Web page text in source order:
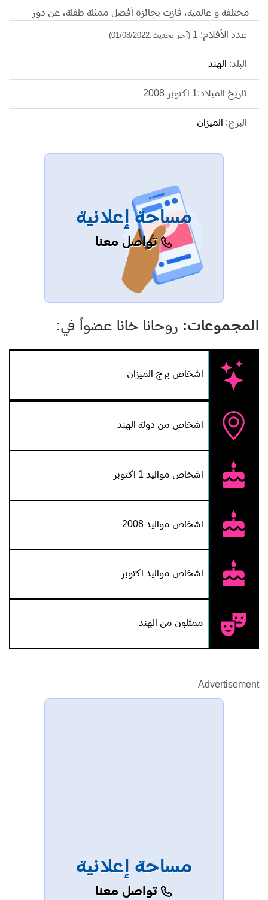
مختلفة و عالمية، فازت بجائزة أفضل ممثلة طفلة، عن دور
جانجا في مسلسل قدري بلا لون، حتى بعد انتهاء دورها الأول
عادت لتقدم دور كريشنا ابنة غانجا وساجار بنفس المسلسل،
فازت أيضا بجائزة نجمة واعدة طفلة من جوائز تيلي الهندية .
عدد الأفلام: 1 (آخر تحديث:01/08/2022)
البلد: الهند
تاريخ الميلاد:1 اكتوبر 2008
البرج: الميزان
مساحة إعلانية
تواصل معنا
المجموعات: روحانا خانا عضواً في:
اشخاص برج الميزان
اشخاص من دولة الهند
اشخاص مواليد 1 اكتوبر
اشخاص مواليد 2008
اشخاص مواليد اكتوبر
ممثلون من الهند
Advertisement
مساحة إعلانية
تواصل معنا